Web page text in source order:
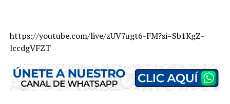
https://youtube.com/live/zUV7ugt6-FM?si=Sb1KgZ-
lccdgVFZT